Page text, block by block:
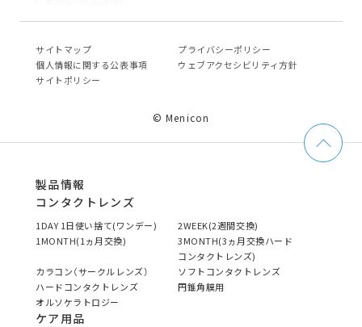
サイトマップ
プライバシーポリシー
個⼈情報に関する公表事項
ウェブアクセシビリティ方針
サイトポリシー
© Menicon
製品情報
コンタクトレンズ
1DAY 1日使い捨て(ワンデー)
2WEEK(2週間交換)
1MONTH(1ヵ月交換)
3MONTH(3ヵ月交換ハード
コンタクトレンズ)
カラコン（サークルレンズ）
ソフトコンタクトレンズ
ハードコンタクトレンズ
円錐角膜用
オルソケラトロジー
ケア用品